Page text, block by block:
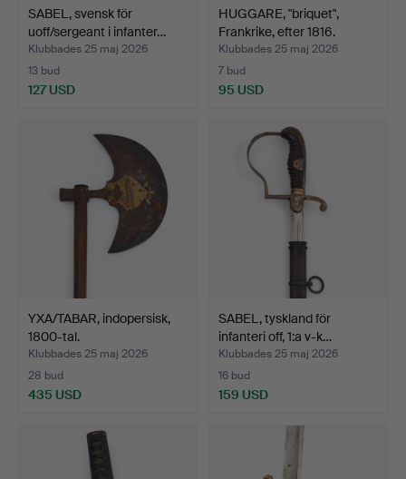
SABEL, svensk för
uoff/sergeant i infanter…
Klubbades 25 maj 2026
13 bud
127 USD
HUGGARE, "briquet",
Frankrike, efter 1816.
Klubbades 25 maj 2026
7 bud
95 USD
YXA/TABAR, indopersisk,
1800-tal.
Klubbades 25 maj 2026
28 bud
435 USD
SABEL, tyskland för
infanteri off, 1:a v-k…
Klubbades 25 maj 2026
16 bud
159 USD